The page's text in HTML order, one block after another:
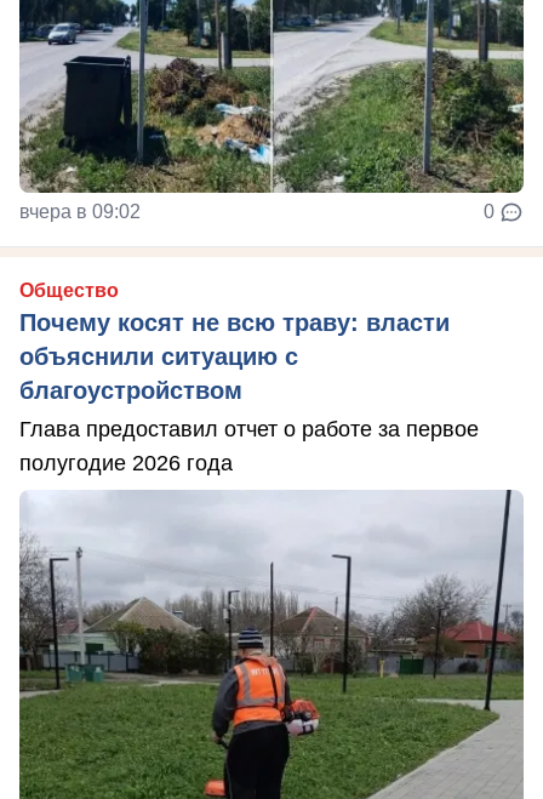
вчера в 09:02 0
Общество
Почему косят не всю траву: власти
объяснили ситуацию с
благоустройством
Глава предоставил отчет о работе за первое
полугодие 2026 года